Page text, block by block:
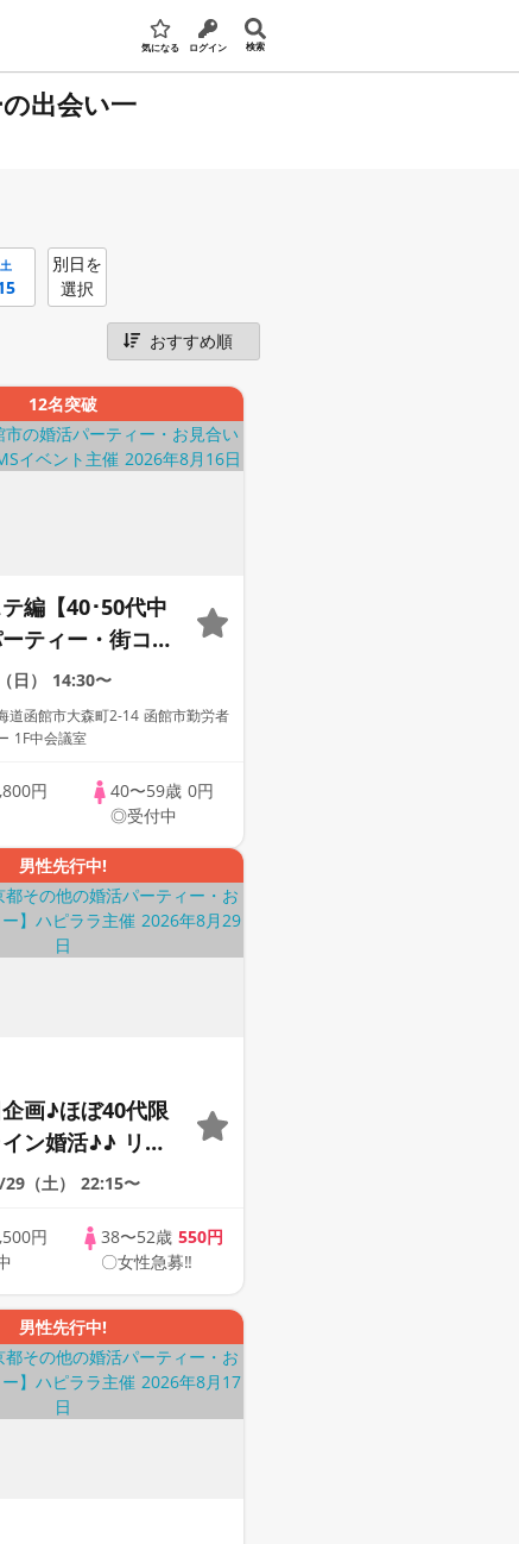
気になる ログイン 検索
出会い一
土
別日を
選択
12名突破
編【40･50代中
ティー・街コ
出会い～
日） 14:30〜
道函館市大森町2-14 函館市勤労者
1F中会議室
円
40〜59歳 0円
◎受付中
男性先行中!
画♪ほぼ40代限
ン婚活♪♪ リモ
応援♪♪ おうち
☆ 司会進行あり
ONLINE
（土） 22:15〜
円
38〜52歳 550円
〇女性急募‼
男性先行中!